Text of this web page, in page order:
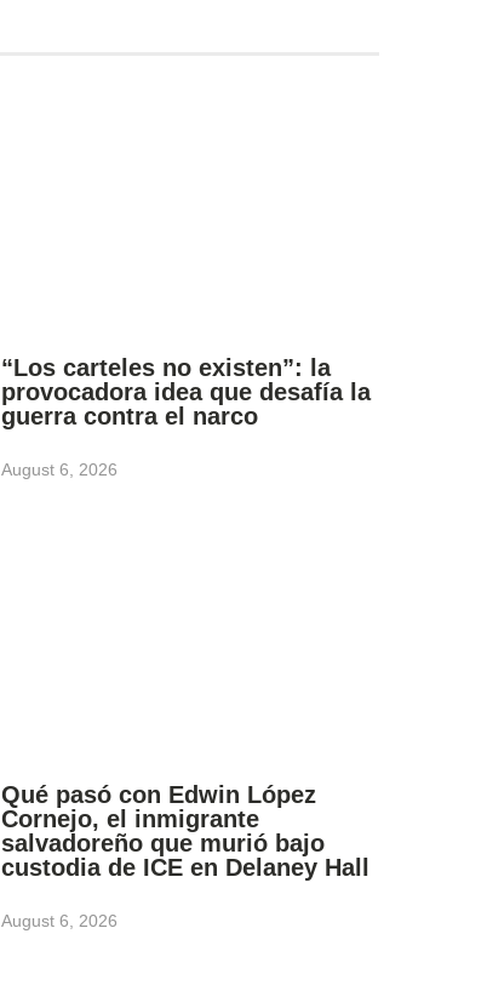
“Los carteles no existen”: la
provocadora idea que desafía la
guerra contra el narco
August 6, 2026
Qué pasó con Edwin López
Cornejo, el inmigrante
salvadoreño que murió bajo
custodia de ICE en Delaney Hall
August 6, 2026